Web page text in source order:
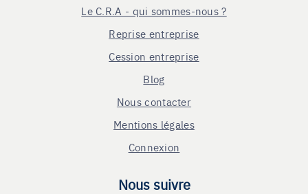
Le C.R.A - qui sommes-nous ?
Reprise entreprise
Cession entreprise
Blog
Nous contacter
Mentions légales
Connexion
Nous suivre